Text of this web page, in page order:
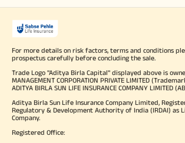
For more details on risk factors, terms and conditions
prospectus carefully before concluding the sale.
Trade Logo "Aditya Birla Capital" displayed above is
MANAGEMENT CORPORATION PRIVATE LIMITED
ADITYA BIRLA SUN LIFE INSURANCE COMPANY LIMITED
Aditya Birla Sun Life Insurance Company Limited,
Regulatory & Development Authority of India (IRDAI) as
Company.
Registered Office: